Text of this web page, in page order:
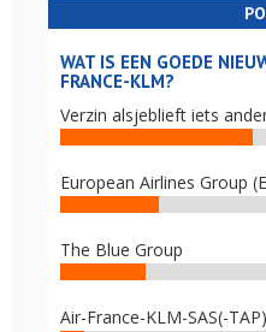
WAT IS EEN GOEDE
FRANCE-KLM?
Verzin alsjeblieft iets
European Airlines Group
The Blue Group
Air-France-KLM-SAS(-TAP)